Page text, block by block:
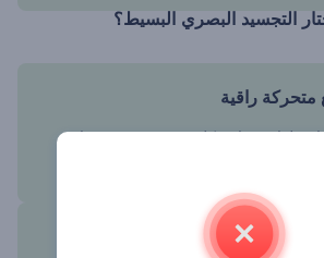
التجسيد البصري البسيط؟
راقية
لذا سيساهم كل عنصر في تجسيدنا
فريدة لك وللمستمعين.
مع أي موسيقى